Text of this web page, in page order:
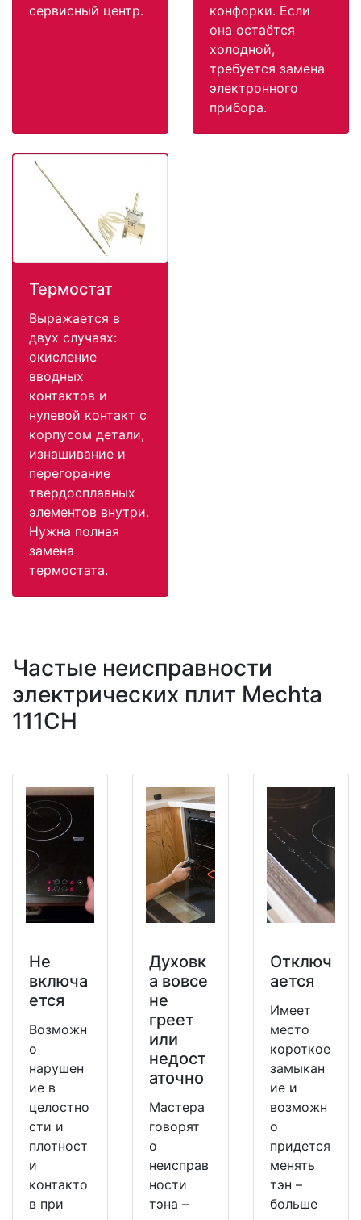
сервисный центр.
конфорки. Если
она остаётся
холодной,
требуется замена
электронного
прибора.
Термостат
Выражается в
двух случаях:
окисление
вводных
контактов и
нулевой контакт с
корпусом детали,
изнашивание и
перегорание
твердосплавных
элементов внутри.
Нужна полная
замена
термостата.
Частые неисправности
электрических плит Mechta
111CH
Не
включа
ется
Возможн
о
нарушен
ие в
целостно
сти и
плотност
и
контакто
в при
Духовк
а вовсе
не
греет
или
недост
аточно
Мастера
говорят
о
неисправ
ности
тэна –
Отключ
ается
Имеет
место
короткое
замыкан
ие и
возможн
о
придется
менять
тэн –
больше